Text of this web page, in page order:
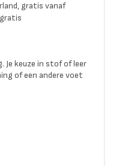
gratis vanaf
Je keuze in stof of leer
of een andere voet